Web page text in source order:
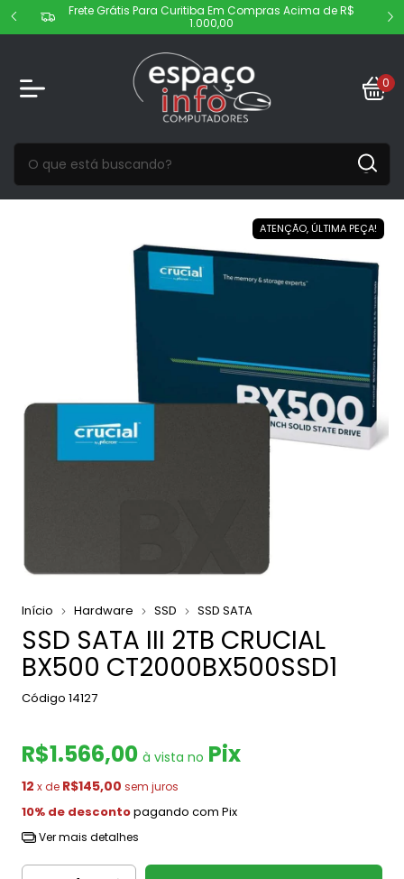
Frete Grátis Para Curitiba Em Compras Acima de R$
1.000,00
0
ATENÇÃO, ÚLTIMA PEÇA!
Início Hardware SSD SSD SATA
SSD SATA III 2TB CRUCIAL
BX500 CT2000BX500SSD1
Código 14127
R$1.566,00 Pix
12 x de R$145,00 sem juros
10% de descontopagando com Pix
Ver mais detalhes